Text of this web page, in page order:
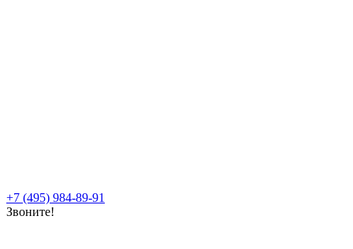
+7 (495) 984-89-91
Звоните!